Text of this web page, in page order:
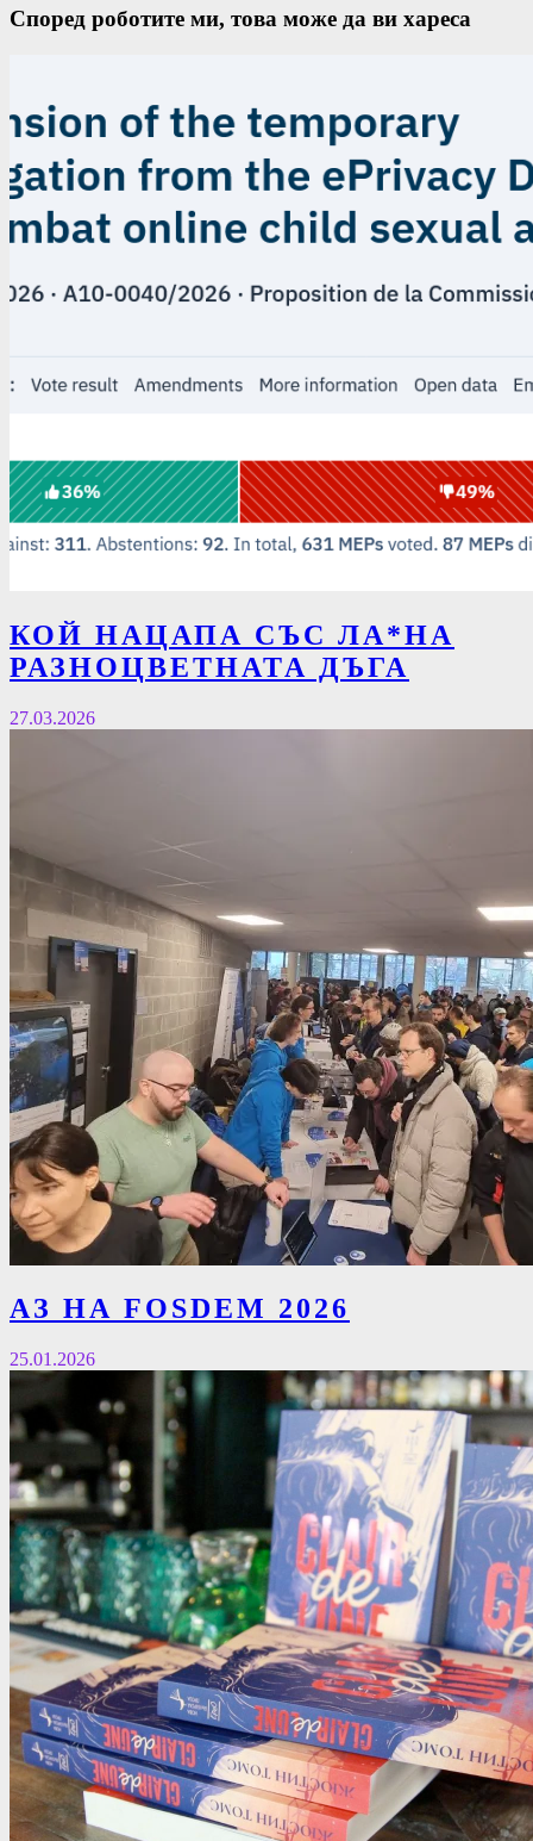
Според роботите ми, това може да ви хареса
КОЙ НАЦАПА СЪС ЛА*НА
РАЗНОЦВЕТНАТА ДЪГА
27.03.2026
AЗ НА FOSDEM 2026
25.01.2026